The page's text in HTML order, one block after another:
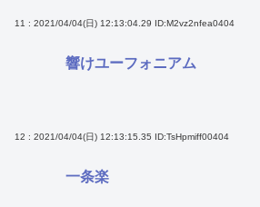
11 : 2021/04/04(日) 12:13:04.29 ID:M2vz2nfea0404
響けユーフォニアム
12 : 2021/04/04(日) 12:13:15.35 ID:TsHpmiff00404
一条楽